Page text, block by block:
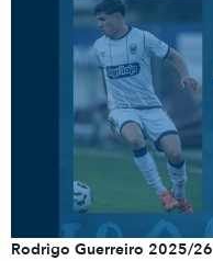
Rodrigo Guerreiro 2025/26